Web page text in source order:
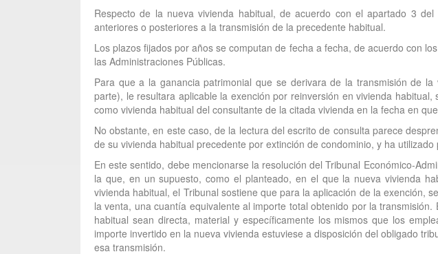
Respecto de la nueva vivienda habitual, de acuerdo con el apartado 3
anteriores o posteriores a la transmisión de la precedente habitual.
Los plazos fijados por años se computan de fecha a fecha, de acuerdo con
las Administraciones Públicas.
Para que a la ganancia patrimonial que se derivara de la transmisión de
parte), le resultara aplicable la exención por reinversión en vivienda
como vivienda habitual del consultante de la citada vivienda en la fecha en
No obstante, en este caso, de la lectura del escrito de consulta parece
de su vivienda habitual precedente por extinción de condominio, y ha
En este sentido, debe mencionarse la resolución del Tribunal Económico-
la que, en un supuesto, como el planteado, en el que la nueva vivienda
vivienda habitual, el Tribunal sostiene que para la aplicación de la exención,
la venta, una cuantía equivalente al importe total obtenido por la
habitual sean directa, material y específicamente los mismos que los
importe invertido en la nueva vivienda estuviese a disposición del obligado
esa transmisión.